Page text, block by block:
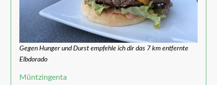
Gegen Hunger und Durst empfehle ich dir das 7 km entfernte
Elbdorado
Müntzingenta